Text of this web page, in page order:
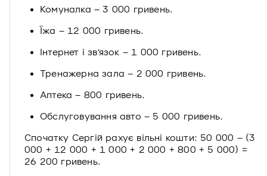
Комуналка – 3 000 гривень.
Їжа – 12 000 гривень.
Інтернет і звʼязок – 1 000 гривень.
Тренажерна зала – 2 000 гривень.
Аптека – 800 гривень.
Обслуговування авто – 5 000 гривень.
Спочатку Сергій рахує вільні кошти: 50 000 – (3
000 + 12 000 + 1 000 + 2 000 + 800 + 5 000) =
26 200 гривень.